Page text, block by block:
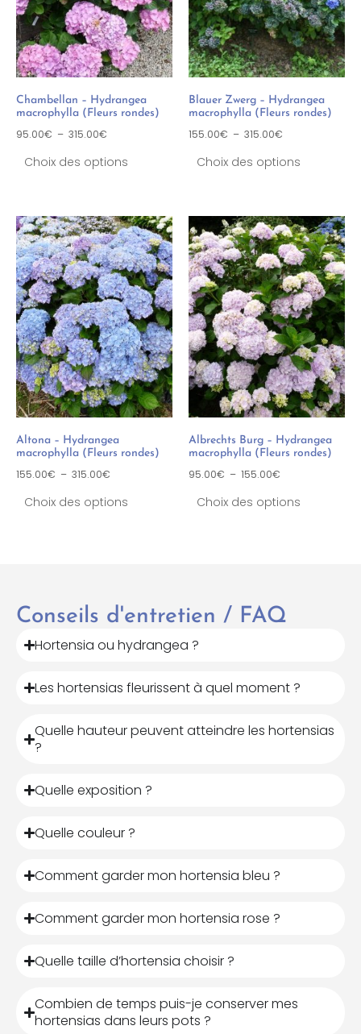
Chambellan – Hydrangea
macrophylla (Fleurs rondes)
95.00€ – 315.00€
Choix des options
Blauer Zwerg – Hydrangea
macrophylla (Fleurs rondes)
155.00€ – 315.00€
Choix des options
Altona – Hydrangea
macrophylla (Fleurs rondes)
155.00€ – 315.00€
Choix des options
Albrechts Burg – Hydrangea
macrophylla (Fleurs rondes)
95.00€ – 155.00€
Choix des options
Conseils d'entretien / FAQ
Hortensia ou hydrangea ?
Les hortensias fleurissent à quel moment ?
Quelle hauteur peuvent atteindre les hortensias
?
Quelle exposition ?
Quelle couleur ?
Comment garder mon hortensia bleu ?
Comment garder mon hortensia rose ?
Quelle taille d’hortensia choisir ?
Combien de temps puis-je conserver mes
hortensias dans leurs pots ?